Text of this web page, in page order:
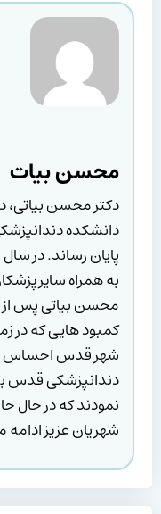
محسن بیات
دکتر محسن
به همراه سایر
محسن بیاتی پس از
کمبود هایی که در
شهر قدس احساس
دندانپزشکی قدس
نمودند که در حال
شهریان عزیز